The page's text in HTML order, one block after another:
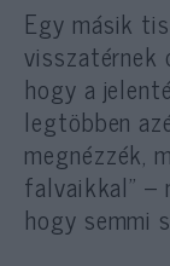
Egy másik
visszatérnek
hogy a
legtöbben
megnézzék,
falvaikkal” –
hogy semmi